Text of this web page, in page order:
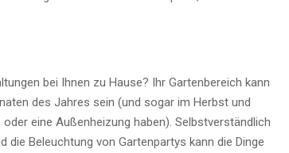
bei Ihnen zu Hause? Ihr Gartenbereich kann
des Jahres sein (und sogar im Herbst und
eine Außenheizung haben). Selbstverständlich
Beleuchtung von Gartenpartys kann die Dinge